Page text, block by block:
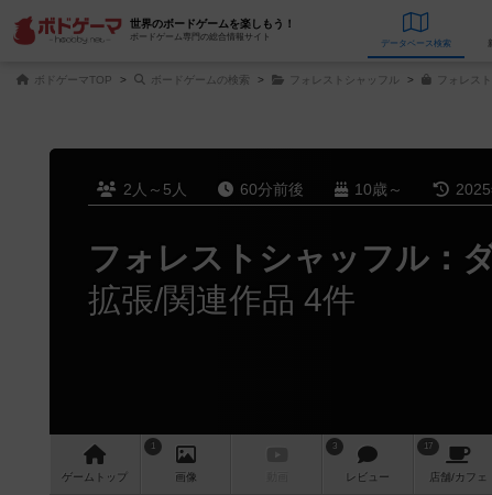
世界のボードゲームを楽しもう！
ボードゲーム専門の総合情報サイト
データベース
ボドゲーマTOP ボードゲームの検索 フォレストシャッフル フォレス
2人～5人 60分前後 10歳～
フォレストシャッフル：
拡張/関連作品 4件
ゲーム トップ
1
画像
3
レビュー
17
店舗/カフェ